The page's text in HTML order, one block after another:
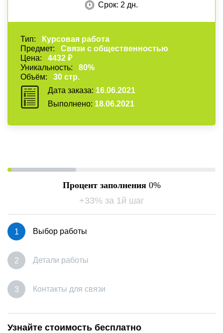
Срок: 2 дн.
Тип:
Курсовая работа
Предмет:
Связи с общественностью
Цена:
4432 ₽
Уникальность:
80%
Объём:
30 стр.
Дата заказа: 16.06.2021
Выполнено: 18.06.2021
Узнайте стоимость бесплатно
Выбор работы
Детали работы
Контакты для связи
Процент заполнения 0
+33% за 1й шаг